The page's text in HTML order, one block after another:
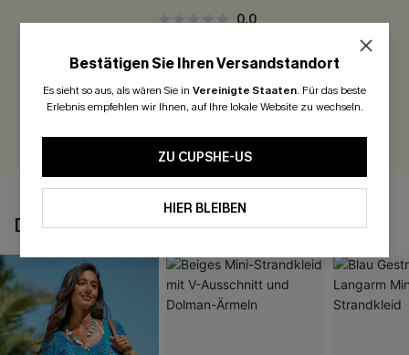
0.0
Seien Sie der Erste, der bewertet
300 Punkte für Ihre Bewertung!
DAS KÖNNTE IHNEN AUCH GEFALLEN
Bestätigen Sie Ihren Versandstandort
Es sieht so aus, als wären Sie in Vereinigte Staaten. Für das beste
Erlebnis empfehlen wir Ihnen, auf Ihre lokale Website zu wechseln.
ZU CUPSHE-US
HIER BLEIBEN